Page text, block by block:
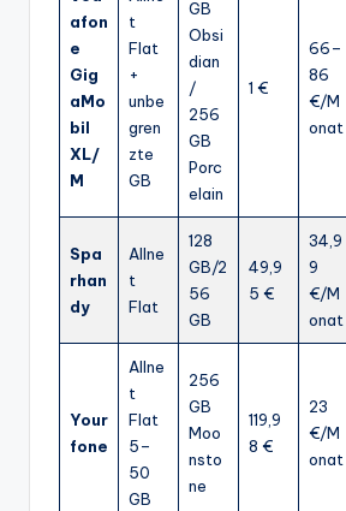
afon
e
Gig
aMo
bil
XL/
M
t
Flat
+
unbe
gren
zte
GB
GB
Obsi
dian
/
256
GB
Porc
elain
1 €
66–
86
€/M
onat
Spa
rhan
dy
Allne
t
Flat
128
GB/2
56
GB
49,9
5 €
34,9
9
€/M
onat
Your
fone
Allne
t
Flat
5–
50
GB
256
GB
Moo
nsto
ne
119,9
8 €
23
€/M
onat